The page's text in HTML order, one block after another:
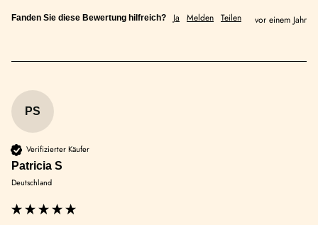
Fanden Sie diese Bewertung hilfreich? Ja Melden Teilen vor einem Jahr
PS
Verifizierter Käufer
Patricia S
Deutschland